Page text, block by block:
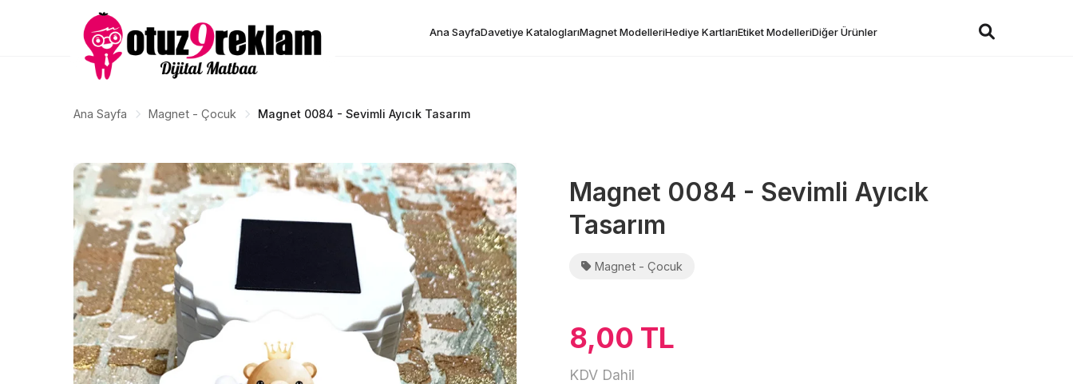
Ana SayfaDavetiye KataloglarıMagnet ModelleriHediye KartlarıEtiket ModelleriDiğer Ürünler
Ana Sayfa Magnet - Çocuk Magnet 0084 - Sevimli Ayıcık Tasarım
Magnet 0084 - Sevimli Ayıcık
Tasarım
Magnet - Çocuk
8,00 TL
KDV Dahil